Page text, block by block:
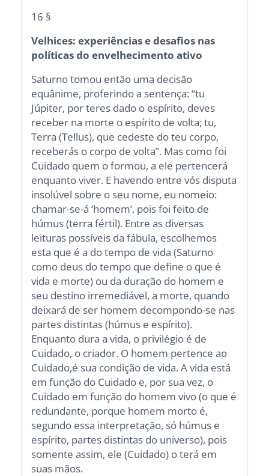
16 §
Velhices: experiências e desafios nas
políticas do envelhecimento ativo
Saturno tomou então uma decisão
equânime, proferindo a sentença: “tu
Júpiter, por teres dado o espírito, deves
receber na morte o espírito de volta; tu,
Terra (Tellus), que cedeste do teu corpo,
receberás o corpo de volta”. Mas como foi
Cuidado quem o formou, a ele pertencerá
enquanto viver. E havendo entre vós disputa
insolúvel sobre o seu nome, eu nomeio:
chamar-se-á ‘homem’, pois foi feito de
húmus (terra fértil). Entre as diversas
leituras possíveis da fábula, escolhemos
esta que é a do tempo de vida (Saturno
como deus do tempo que define o que é
vida e morte) ou da duração do homem e
seu destino irremediável, a morte, quando
deixará de ser homem decompondo-se nas
partes distintas (húmus e espírito).
Enquanto dura a vida, o privilégio é de
Cuidado, o criador. O homem pertence ao
Cuidado,é sua condição de vida. A vida está
em função do Cuidado e, por sua vez, o
Cuidado em função do homem vivo (o que é
redundante, porque homem morto é,
segundo essa interpretação, só húmus e
espírito, partes distintas do universo), pois
somente assim, ele (Cuidado) o terá em
suas mãos.